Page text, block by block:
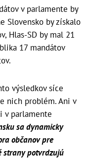
v parlamente by
Slovensko by získalo
Hlas-SD by mal 21
17 mandátov
výsledkov síce
nich problém. Ani v
v parlamente
sa dynamicky
občanov pre
strany potvrdzujú